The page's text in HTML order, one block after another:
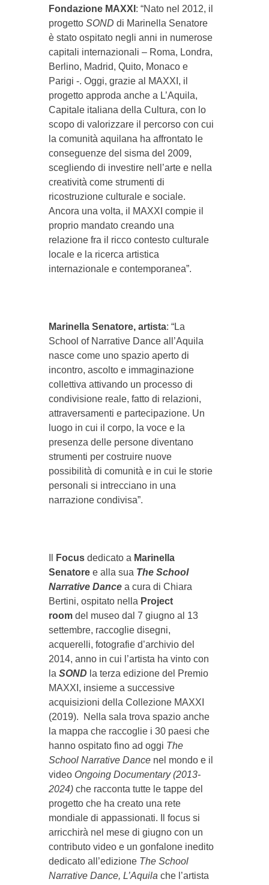
Fondazione MAXXI : “Nato nel 2012, il
progetto SOND di Marinella Senatore
è stato ospitato negli anni in numerose
capitali internazionali – Roma, Londra,
Berlino, Madrid, Quito, Monaco e
Parigi -. Oggi, grazie al MAXXI, il
progetto approda anche a L’Aquila,
Capitale italiana della Cultura, con lo
scopo di valorizzare il percorso con cui
la comunità aquilana ha affrontato le
conseguenze del sisma del 2009,
scegliendo di investire nell’arte e nella
creatività come strumenti di
ricostruzione culturale e sociale.
Ancora una volta, il MAXXI compie il
proprio mandato creando una
relazione fra il ricco contesto culturale
locale e la ricerca artistica
internazionale e contemporanea”.
Marinella Senatore, artista: “La
School of Narrative Dance all’Aquila
nasce come uno spazio aperto di
incontro, ascolto e immaginazione
collettiva attivando un processo di
condivisione reale, fatto di relazioni,
attraversamenti e partecipazione. Un
luogo in cui il corpo, la voce e la
presenza delle persone diventano
strumenti per costruire nuove
possibilità di comunità e in cui le storie
personali si intrecciano in una
narrazione condivisa”.
Focus dedicato a Marinella
Senatoree alla sua The School
Narrative Dance a cura di Chiara
Bertini, ospitato nella Project
room del museo dal 7 giugno al 13
settembre, raccoglie disegni,
acquerelli, fotografie d’archivio del
2014, anno in cui l’artista ha vinto con
la SOND la terza edizione del Premio
MAXXI, insieme a successive
acquisizioni della Collezione MAXXI
(2019). Nella sala trova spazio anche
la mappa che raccoglie i 30 paesi che
hanno ospitato fino ad oggi The
School Narrative Dance nel mondo e il
video Ongoing Documentary (2013-
2024) che racconta tutte le tappe del
progetto che ha creato una rete
mondiale di appassionati. Il focus si
arricchirà nel mese di giugno con un
contributo video e un gonfalone inedito
dedicato all’edizione The School
Narrative Dance, L’Aquila che l’artista